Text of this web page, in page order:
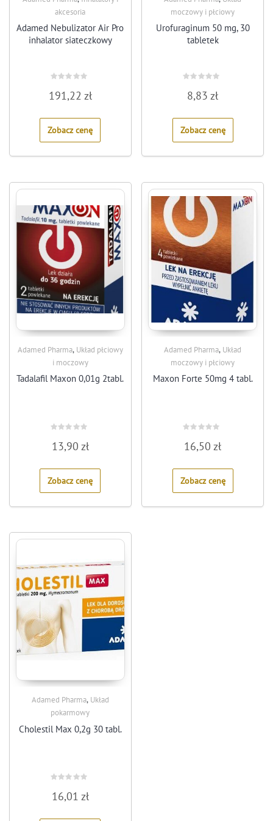
akcesoria
Adamed Nebulizator Air Pro
inhalator siateczkowy
0
out
5
191,22 zł
Zobacz cenę
moczowy i płciowy
Urofuraginum 50 mg, 30
tabletek
out
5
8,83zł
Zobacz cenę
Adamed Pharma, Układ płciowy
i moczowy
Tadalafil Maxon 0,01g 2tabl.
0
out
5
13,90 zł
Zobacz cenę
Adamed Pharma, Układ
moczowy i płciowy
Maxon Forte 50mg 4 tabl.
0
out
5
16,50zł
Zobacz cenę
Adamed Pharma, Układ
pokarmowy
Cholestil Max 0,2g 30 tabl.
0
5
16,01 zł